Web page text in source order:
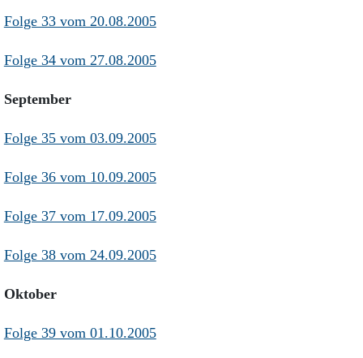
Folge 33 vom 20.08.2005
Folge 34 vom 27.08.2005
September
Folge 35 vom 03.09.2005
Folge 36 vom 10.09.2005
Folge 37 vom 17.09.2005
Folge 38 vom 24.09.2005
Oktober
Folge 39 vom 01.10.2005